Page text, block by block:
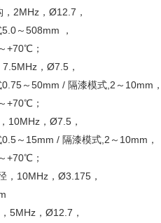
2MHz，Ø12.7，
～508mm ，
+70℃；
，Ø7.5，
～50mm / 隔漆模式,2～10mm
+70℃；
10MHz，Ø7.5，
～15mm / 隔漆模式,2～10mm，
+70℃；
，10MHz，Ø3.175，
5MHz，Ø12.7，